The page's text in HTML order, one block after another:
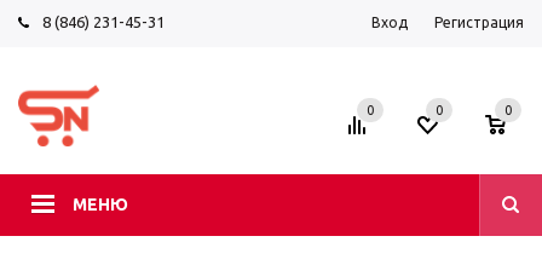
8 (846) 231-45-31 Вход Регистрация
МЕНЮ
0 0 0